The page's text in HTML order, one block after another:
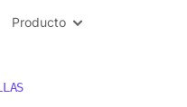
Producto